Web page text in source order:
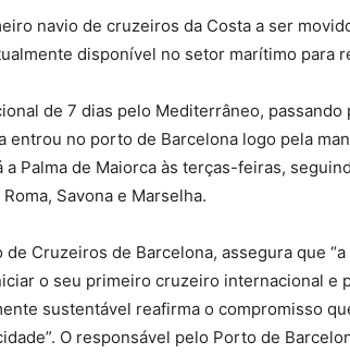
navio de cruzeiros da Costa a ser
disponível no setor marítimo para
de 7 dias pelo Mediterrâneo, passando
entrou no porto de Barcelona logo pela
Palma de Maiorca às terças-feiras,
Savona e Marselha.
Cruzeiros de Barcelona, ​​assegura que
o seu primeiro cruzeiro internacional e
sustentável reafirma o compromisso
O responsável pelo Porto de